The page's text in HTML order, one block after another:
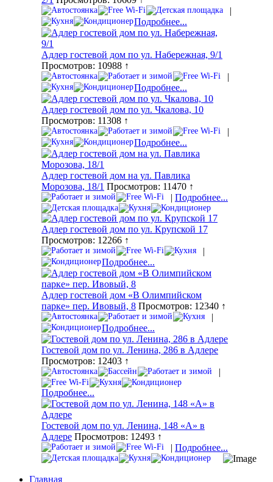
|
Подробнее...
Адлер гостевой дом по ул. Набережная, 9/1
Просмотров: 10988 ↑
|
Подробнее...
Адлер гостевой дом по ул. Чкалова, 10
Просмотров: 11308 ↑
|
Подробнее...
Адлер гостевой дом на ул. Павлика
Морозова, 18/1 Просмотров: 11470 ↑
| Подробнее...
Адлер гостевой дом по ул. Крупской 17
Просмотров: 12266 ↑
|
Подробнее...
Адлер гостевой дом «В Олимпийском
парке» пер. Ивовый, 8 Просмотров: 12340 ↑
|
Подробнее...
Гостевой дом по ул. Ленина, 286 в Адлере
Просмотров: 12403 ↑
|
Подробнее...
Гостевой дом по ул. Ленина, 148 «А» в
Адлере Просмотров: 12493 ↑
| Подробнее...
Главная